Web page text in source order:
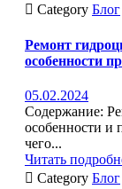
 Category Блог
Ремонт
особенности
05.02.2024
Содержание:
особенности и
чего...
Читать
 Category Блог